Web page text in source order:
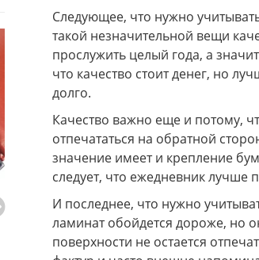
Следующее, что нужно
такой незначительной вещи
прослужить целый года, а
что качество стоит денег, но
долго.
Качество важно еще и потому,
отпечататься на обратной
значение имеет и крепление
следует, что ежедневник лучше
И последнее, что нужно
ламинат обойдется дороже, но
поверхности не остается